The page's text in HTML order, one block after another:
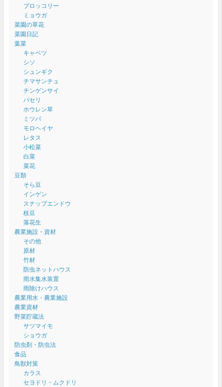
ブロッコリー
ミョウガ
菜園の草花
菜園日記
葉菜
キャベツ
シソ
シュンギク
チマサンチュ
チンゲンサイ
パセリ
ホウレン草
ミツバ
モロヘイヤ
レタス
小松菜
白菜
菜花
豆類
そら豆
インゲン
スナップエンドウ
枝豆
落花生
農業施設・資材
その他
原材
竹材
防虫ネットハウス
雨水集水装置
雨除けハウス
農業用水・農業施設
農業資材
野菜貯蔵法
サツマイモ
ショウガ
防虫剤・防虫法
食品
鳥獣対策
カラス
セヨドリ・ムクドリ